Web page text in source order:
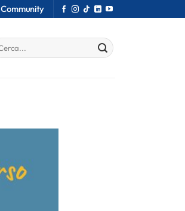
Community